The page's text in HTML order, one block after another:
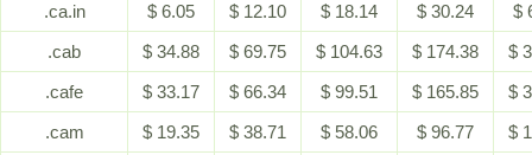
.ca.in
$ 6.05 $ 12.10 $ 18.14 $ 30.24
$
.cab
$ 34.88 $ 69.75 $ 104.63 $ 174.38
$
.cafe
$ 33.17 $ 66.34 $ 99.51 $ 165.85
$
.cam
$ 19.35 $ 38.71 $ 58.06 $ 96.77
$